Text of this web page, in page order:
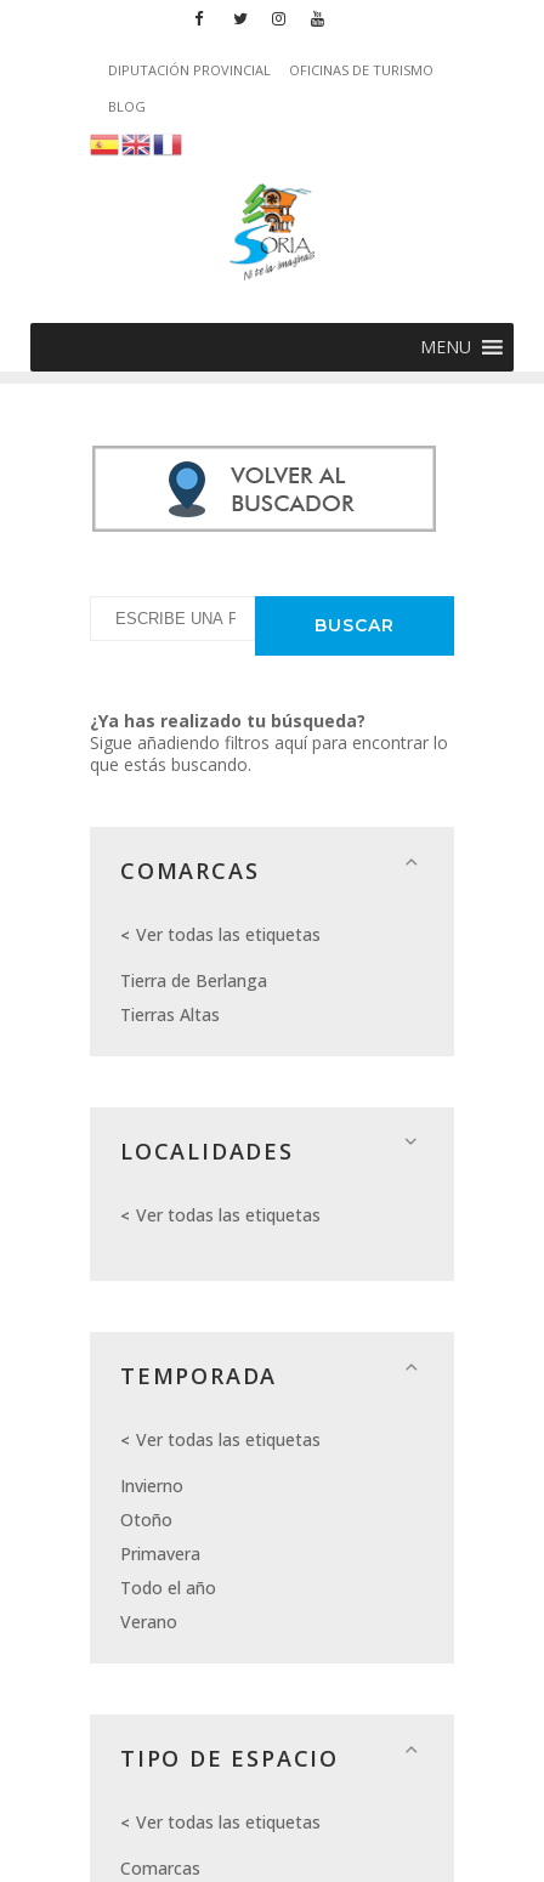
DIPUTACIÓN PROVINCIAL
OFICINAS DE TURISMO
BLOG
MENU
¿Ya has realizado tu búsqueda?
Sigue añadiendo filtros aquí para encontrar lo
que estás buscando.
COMARCAS
Ver todas las etiquetas
Tierra de Berlanga
Tierras Altas
LOCALIDADES
Ver todas las etiquetas
TEMPORADA
Ver todas las etiquetas
Invierno
Otoño
Primavera
Todo el año
Verano
TIPO DE ESPACIO
Ver todas las etiquetas
Comarcas